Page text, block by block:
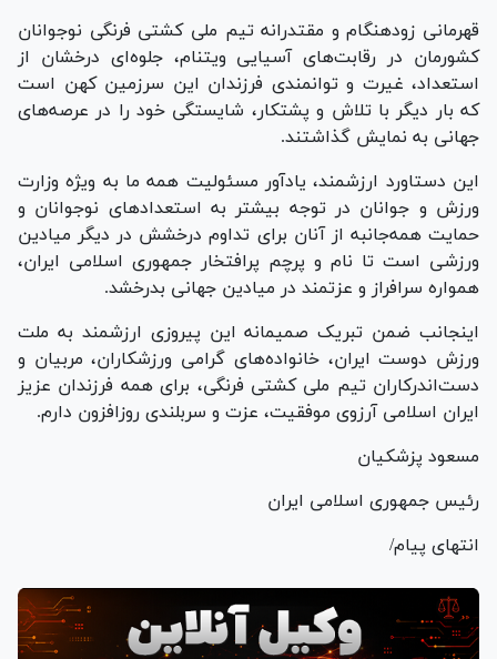
قهرمانی زودهنگام و مقتدرانه تیم ملی کشتی فرنگی نوجوانان
کشورمان در رقابت‌های آسیایی ویتنام، جلوه‌ای درخشان از
استعداد، غیرت و توانمندی فرزندان این سرزمین کهن است
که بار دیگر با تلاش و پشتکار، شایستگی خود را در عرصه‌های
جهانی به نمایش گذاشتند.
این دستاورد ارزشمند، یادآور مسئولیت همه ما به ویژه وزارت
ورزش و جوانان در توجه بیشتر به استعداد‌های نوجوانان و
حمایت همه‌جانبه از آنان برای تداوم درخشش در دیگر میادین
ورزشی است تا نام و پرچم پرافتخار جمهوری اسلامی ایران،
همواره سرافراز و عزتمند در میادین جهانی بدرخشد.
اینجانب ضمن تبریک صمیمانه این پیروزی ارزشمند به ملت
ورزش دوست ایران، خانواده‌های گرامی ورزشکاران، مربیان و
دست‌اندرکاران تیم ملی کشتی فرنگی، برای همه فرزندان عزیز
ایران اسلامی آرزوی موفقیت، عزت و سربلندی روزافزون دارم.
مسعود پزشکیان
رئیس جمهوری اسلامی ایران
انتهای پیام/